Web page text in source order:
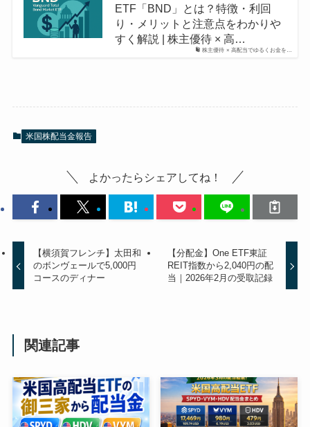
株主優待 × 高配当でゆるくお金を…
ETF「BND」とは？特徴・利回
り・メリットと注意点をわかりや
すく解説 | 株主優待 × 高…
米国株配当金報告
よかったらシェアしてね！
【横須賀フレンチ】太田和
のボンヴェールで5,000円
コースのディナー
【分配金】One ETF東証
REIT指数から2,040円の配
当｜2026年2月の受取記録
関連記事